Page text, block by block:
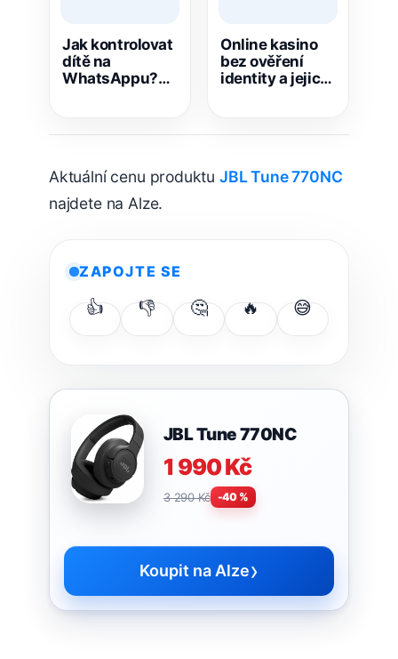
Jak kontrolovat
dítě na
WhatsAppu?
Online kasino
bez ověření
identity a jejich
Aktuální cenu produktu JBL Tune 770NC
najdete na Alze.
ZAPOJTE SE
👍 👎 🤔 🔥 😅
JBL Tune 770NC
1 990 Kč
3 290 Kč -40 %
Koupit na Alze›